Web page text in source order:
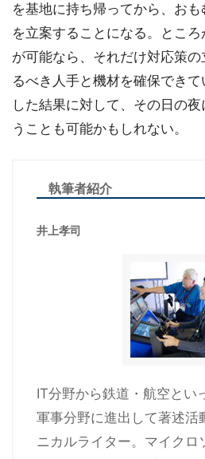
を基地に持ち帰ってから、お
を立案することになる。とこ
が可能なら、それだけ対応策
るべき人手と機材を確保でき
した結果に対して、その日の
うことも可能かもしれない。
執筆者紹介
井上孝司
IT分野から鉄道・航空とい
軍事分野に進出して著述活
ニカルライター。マイクロ